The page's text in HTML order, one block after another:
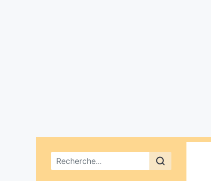
Menu principal